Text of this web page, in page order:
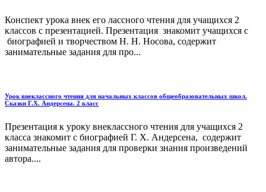
Конспект урока внек его лассного чтения для учащихся 2
классов c презентацией. Презентация знакомит учащихся с
биографией и творчеством Н. Н. Носова, содержит
занимательные задания для про...
Урок внеклассного чтения для начальных классов общеобразовательных школ.
Сказки Г.Х. Андерсена. 2 класс
Презентация к уроку внеклассного чтения для учащихся 2
класса знакомит с биографией Г. Х. Андерсена, содержит
занимательные задания для проверки знания произведений
автора....